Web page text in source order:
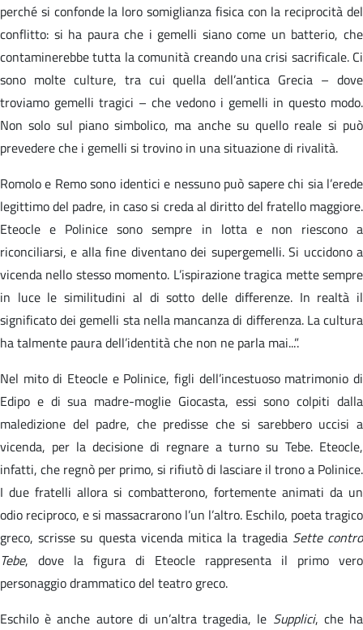
perché si confonde la loro somiglianza fisica con la reciprocità del
conflitto: si ha paura che i gemelli siano come un batterio, che
contaminerebbe tutta la comunità creando una crisi sacrificale. Ci
sono molte culture, tra cui quella dell’antica Grecia – dove
troviamo gemelli tragici – che vedono i gemelli in questo modo.
Non solo sul piano simbolico, ma anche su quello reale si può
prevedere che i gemelli si trovino in una situazione di rivalità.
Romolo e Remo sono identici e nessuno può sapere chi sia l’erede
legittimo del padre, in caso si creda al diritto del fratello maggiore.
Eteocle e Polinice sono sempre in lotta e non riescono a
riconciliarsi, e alla fine diventano dei supergemelli. Si uccidono a
vicenda nello stesso momento. L’ispirazione tragica mette sempre
in luce le similitudini al di sotto delle differenze. In realtà il
significato dei gemelli sta nella mancanza di differenza. La cultura
ha talmente paura dell’identità che non ne parla mai...”.
Nel mito di Eteocle e Polinice, figli dell’incestuoso matrimonio di
Edipo e di sua madre-moglie Giocasta, essi sono colpiti dalla
maledizione del padre, che predisse che si sarebbero uccisi a
vicenda, per la decisione di regnare a turno su Tebe. Eteocle,
infatti, che regnò per primo, si rifiutò di lasciare il trono a Polinice.
I due fratelli allora si combatterono, fortemente animati da un
odio reciproco, e si massacrarono l’un l’altro. Eschilo, poeta tragico
greco, scrisse su questa vicenda mitica la tragedia Sette contro
Tebe, dove la figura di Eteocle rappresenta il primo vero
personaggio drammatico del teatro greco.
Eschilo è anche autore di un’altra tragedia, le Supplici, che ha